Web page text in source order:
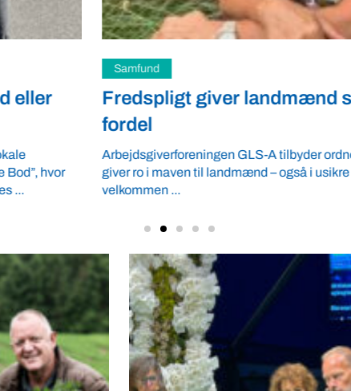
Fredspligt giver landmænd strategisk
Arbejdsgiverforeningen GLS-A tilbyder ordnede forhold, som
giver ro i maven til landmænd – også i usikre tider. VBF byder
velkommen ...